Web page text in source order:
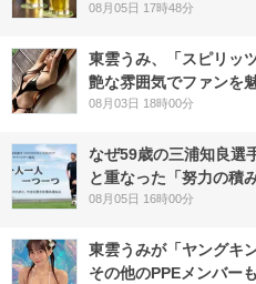
08月05日 17時48分
東雲うみ、「スピリッ
艶な雰囲気でファンを
08月03日 18時00分
なぜ59歳の三浦知良
と重なった「努力の積
08月05日 16時00分
東雲うみが「ヤングキ
その他のPPEメンバー